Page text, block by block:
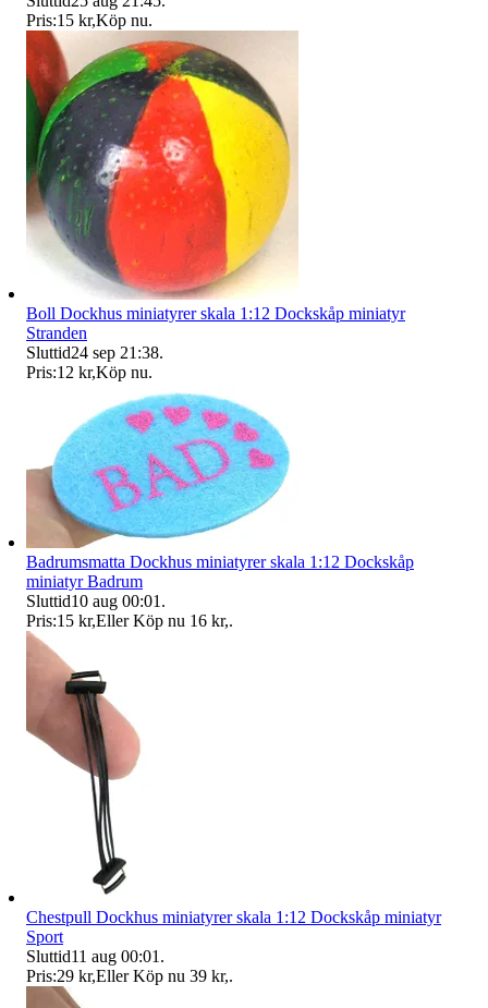
Pris:15 kr,Köp nu.
Boll Dockhus miniatyrer skala 1:12 Dockskåp miniatyr
Stranden
Sluttid24 sep 21:38.
Pris:12 kr,Köp nu.
Badrumsmatta Dockhus miniatyrer skala 1:12 Dockskåp
miniatyr Badrum
Sluttid10 aug 00:01 .
Pris:15 kr,Eller Köp nu 16 kr,.
Chestpull Dockhus miniatyrer skala 1:12 Dockskåp miniatyr
Sport
Sluttid11 aug 00:01 .
Pris:29 kr,Eller Köp nu 39 kr,.